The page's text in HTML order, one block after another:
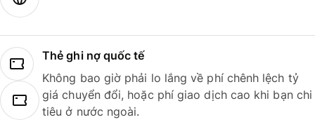
Thẻ ghi nợ quốc tế
Không bao giờ phải lo lắng về phí chênh lệch tỷ
giá chuyển đổi, hoặc phí giao dịch cao khi bạn chi
tiêu ở nước ngoài.